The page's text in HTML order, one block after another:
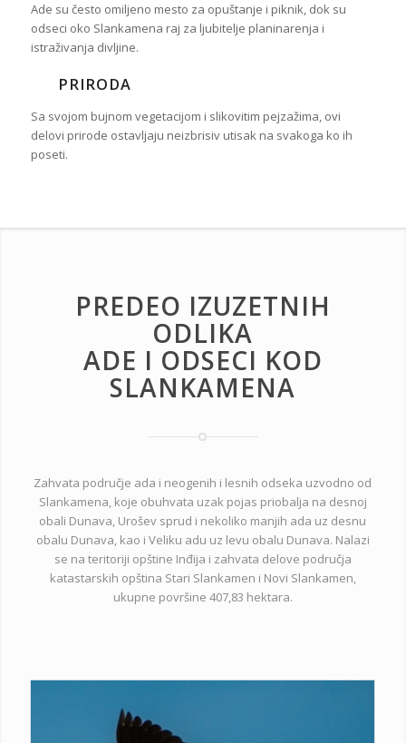
Ade su često omiljeno mesto za opuštanje i piknik, dok su
odseci oko Slankamena raj za ljubitelje planinarenja i
istraživanja divljine.
PRIRODA
Sa svojom bujnom vegetacijom i slikovitim pejzažima, ovi
delovi prirode ostavljaju neizbrisiv utisak na svakoga ko ih
poseti.
PREDEO IZUZETNIH
ODLIKA
ADE I ODSECI KOD
SLANKAMENA
Zahvata područje ada i neogenih i lesnih odseka uzvodno od
Slankamena, koje obuhvata uzak pojas priobalja na desnoj
obali Dunava, Urošev sprud i nekoliko manjih ada uz desnu
obalu Dunava, kao i Veliku adu uz levu obalu Dunava. Nalazi
se na teritoriji opštine Inđija i zahvata delove područja
katastarskih opština Stari Slankamen i Novi Slankamen,
ukupne površine 407,83 hektara.